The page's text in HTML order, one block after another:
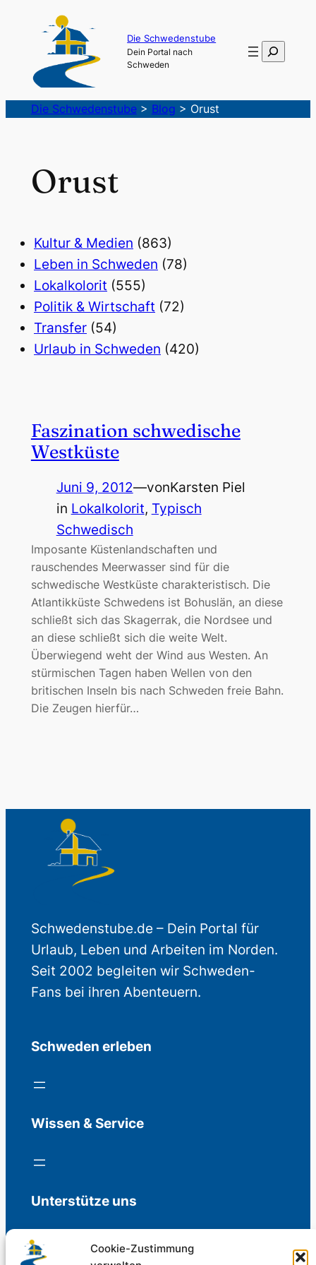
Cookie-Zustimmung
Die Schwedenstube
Dein Portal nach
Schweden
Suchen
Die Schwedenstube> Blog > Orust
Orust
Kultur & Medien (863)
Leben in Schweden (78)
Lokalkolorit (555)
Politik & Wirtschaft (72)
Transfer (54)
Urlaub in Schweden (420)
Faszination schwedische
Westküste
Juni 9, 2012—vonKarsten Piel
in Lokalkolorit, Typisch
Schwedisch
Imposante Küstenlandschaften und
rauschendes Meerwasser sind für die
schwedische Westküste charakteristisch. Die
Atlantikküste Schwedens ist Bohuslän, an diese
schließt sich das Skagerrak, die Nordsee und
an diese schließt sich die weite Welt.
Überwiegend weht der Wind aus Westen. An
stürmischen Tagen haben Wellen von den
britischen Inseln bis nach Schweden freie Bahn.
Die Zeugen hierfür…
Schwedenstube.de – Dein Portal für
Urlaub, Leben und Arbeiten im Norden.
Seit 2002 begleiten wir Schweden-
Fans bei ihren Abenteuern.
Schweden erleben
Wissen & Service
Unterstütze uns